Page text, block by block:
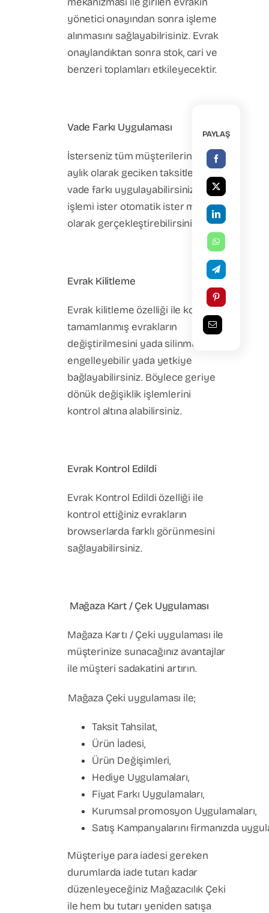
yönetici onayından sonra işleme
alınmasını sağlayabilrisiniz. Evrak
onaylandıktan sonra stok, cari ve
benzeri toplamları etkileyecektir.
Vade Farkı Uygulaması
İsterseniz tüm müşterilerinize
aylık olarak geciken taksitler için
vade farkı uygulayabilirsiniz. Bu
işlemi ister otomatik ister manuel
olarak gerçekleştirebilirsiniz.
Evrak Kilitleme
Evrak kilitleme özelliği ile kontrolü
tamamlanmış evrakların
değiştirilmesini yada silinmesini
engelleyebilir yada yetkiye
bağlayabilirsiniz. Böylece geriye
dönük değişiklik işlemlerini
kontrol altına alabilirsiniz.
Evrak Kontrol Edildi
Evrak Kontrol Edildi özelliği ile
kontrol ettiğiniz evrakların
browserlarda farklı görünmesini
sağlayabilirsiniz.
Mağaza Kart / Çek Uygulaması
Mağaza Kartı / Çeki uygulaması ile
müşterinize sunacağınız avantajlar
ile müşteri sadakatini artırın.
Mağaza Çeki uygulaması ile;
Taksit Tahsilat,
Ürün İadesi,
Ürün Değişimleri,
Hediye Uygulamaları,
Fiyat Farkı Uygulamaları,
Kurumsal promosyon Uygulamaları,
Satış Kampanyalarını firmanızda
Müşteriye para iadesi gereken
durumlarda iade tutarı kadar
düzenleyeceğiniz Mağazacılık Çeki
ile hem bu tutarı yeniden satışa
PAYLAŞ